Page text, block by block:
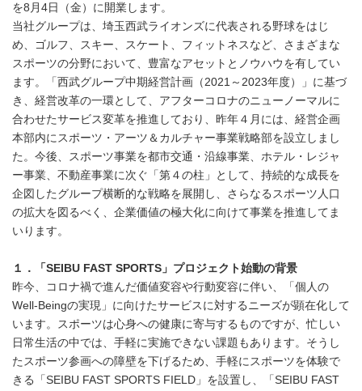
を8月4日（金）に開業します。
当社グループは、埼玉西武ライオンズに代表される野球をはじ
め、ゴルフ、スキー、スケート、フィットネスなど、さまざまな
スポーツの分野において、豊富なアセットとノウハウを有してい
ます。「西武グループ中期経営計画（2021～2023年度）」に基づ
き、経営改革の一環として、アフターコロナのニューノーマルに
合わせたサービス変革を推進しており、昨年４月には、経営企画
本部内にスポーツ・アーツ＆カルチャー事業戦略部を設立しまし
た。今後、スポーツ事業を都市交通・沿線事業、ホテル・レジャ
ー事業、不動産事業に次ぐ「第４の柱」として、持続的な成長を
企図したグループ横断的な戦略を展開し、さらなるスポーツ人口
の拡大を図るべく、企業価値の極大化に向けて事業を推進してま
いります。
１．「 SEIBU FAST SPORTS 」プロジェクト始動の背景
昨今、コロナ禍で進んだ価値変容や行動変容に伴い、「個人の
Well-Beingの実現」に向けたサービスに対するニーズが顕在化して
います。スポーツは心身への健康に寄与するものですが、忙しい
日常生活の中では、手軽に実施できない課題もあります。そうし
たスポーツ参画への障壁を下げるため、手軽にスポーツを体験で
きる「SEIBU FAST SPORTS FIELD」を設置し、「SEIBU FAST